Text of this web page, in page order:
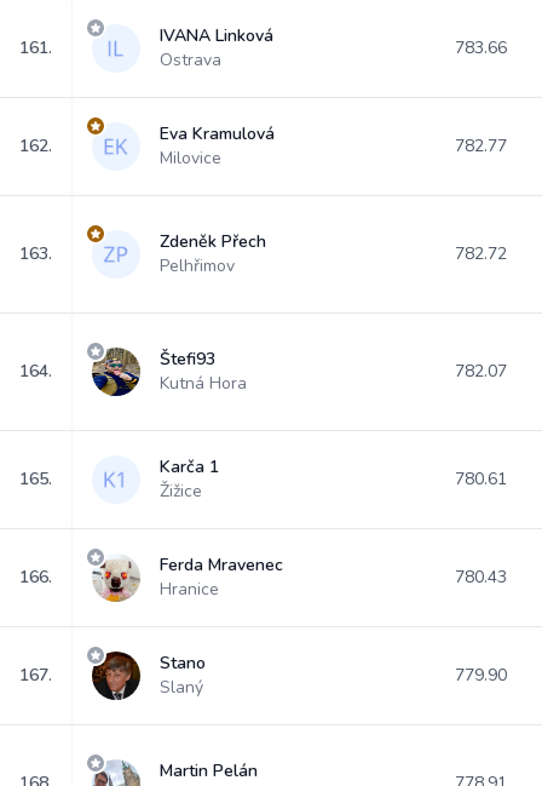
161.
IVANA Linková
Ostrava
783.66
162.
Eva Kramulová
Milovice
782.77
163.
Zdeněk Přech
Pelhřimov
782.72
164.
Štefi93
Kutná Hora
782.07
165.
Karča 1
Žižice
780.61
166.
Ferda Mravenec
Hranice
780.43
167.
Stano
Slaný
779.90
Martin Pelán